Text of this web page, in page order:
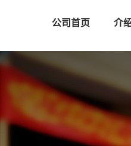
公司首页 介